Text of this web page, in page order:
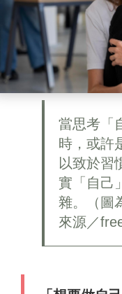
當思考「
時，或許
以致於習
實「自己
雜。（圖
來源／